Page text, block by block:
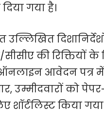
गया है।
उल्लिखित
की रिक्तियों के
आवेदन पत्र में
उम्मीदवारों को
किया